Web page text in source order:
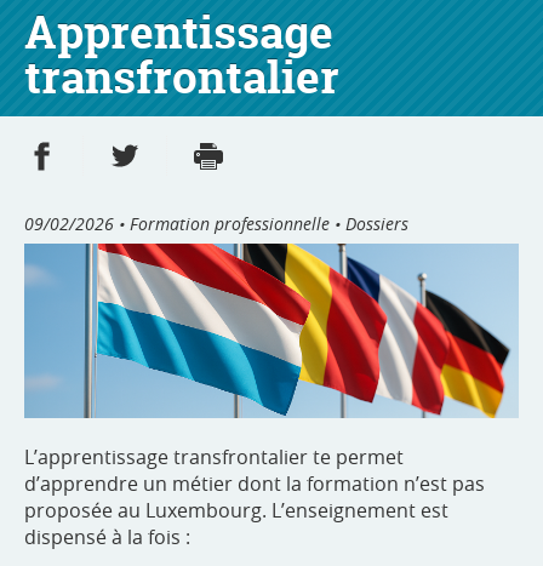
Apprentissage
transfrontalier
Partager sur Facebook
Partager sur Twitter
09/02/2026 • Formation professionnelle • Dossiers
L’apprentissage transfrontalier te permet
d’apprendre un métier dont la formation n’est pas
proposée au Luxembourg. L’enseignement est
dispensé à la fois :